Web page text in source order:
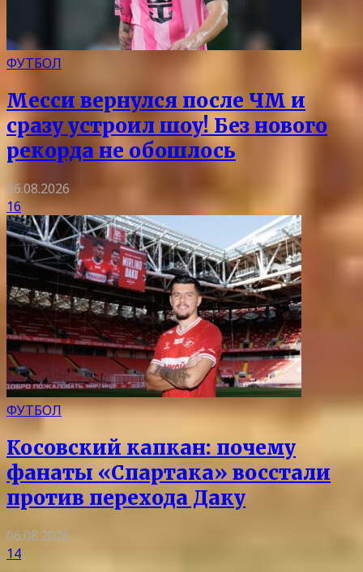
ФУТБОЛ
Месси вернулся после ЧМ и
сразу устроил шоу! Без нового
рекорда не обошлось
06.08.2026
16
ФУТБОЛ
Косовский капкан: почему
фанаты «Спартака» восстали
против перехода Даку
06.08.2026
14